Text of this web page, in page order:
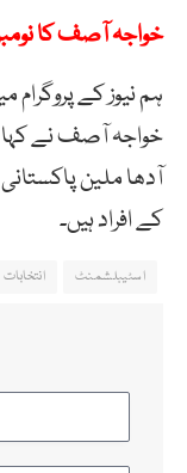
خواجہ آصف کا
ہم نیوز کے پروگرام
خواجہ آصف نے کہا
آدھا ملین
کے افراد ہیں۔
اسٹیبلشمنٹ انتخابات